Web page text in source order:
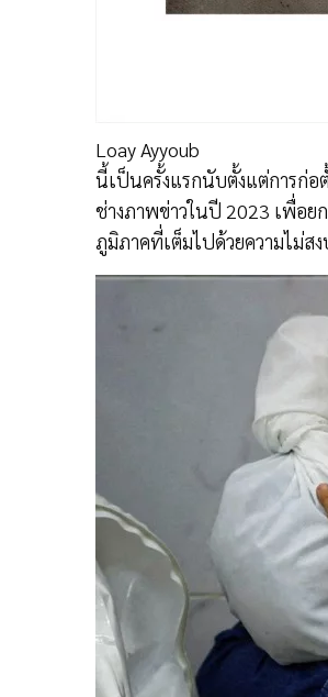
Loay Ayyoub
นี้เป็นครั้งแรกนับตั้งแต่การก่อ
ช่างภาพข่าวในปี 2023 เพื่อย
ภูมิภาคที่เต็มไปด้วยความไม่ส